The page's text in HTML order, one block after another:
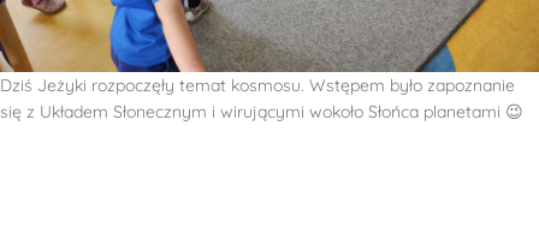
Dziś Jeżyki rozpoczęły temat kosmosu. Wstępem było zapoznanie
się z Układem Słonecznym i wirującymi wokoło Słońca planetami 😉